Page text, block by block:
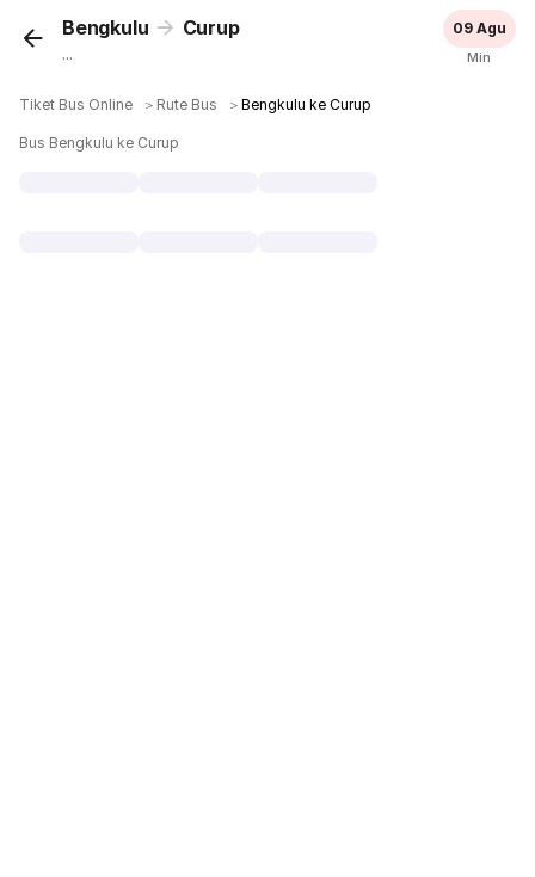
Bengkulu Curup
...
09 Agu
Min
Tiket Bus Online ＞ Rute Bus ＞Bengkulu ke Curup
Bus Bengkulu ke Curup